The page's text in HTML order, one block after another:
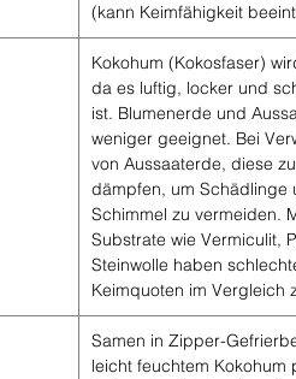
(kann Keimfähigkeit
Kokohum (Kokosfaser)
da es luftig, locker und
ist. Blumenerde und
weniger geeignet. Bei
von Aussaaterde, diese
dämpfen, um Schädlinge
Schimmel zu vermeiden.
Substrate wie Vermiculit,
Steinwolle haben
Keimquoten im Vergleich
Samen in Zipper-
leicht feuchtem Kokohum